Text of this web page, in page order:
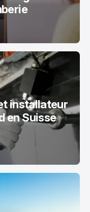
installateur
en Suisse